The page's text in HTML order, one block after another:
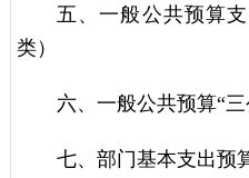
五、一般公共预算
类）
六、一般公共预算“
七、部门基本支出预